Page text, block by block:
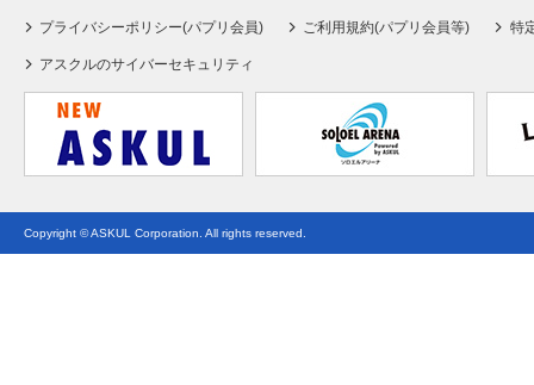
プライバシーポリシー(パプリ会員) ご利用規約(パプリ会員等) 特
アスクルのサイバーセキュリティ
Copyright © ASKUL Corporation. All rights reserved.